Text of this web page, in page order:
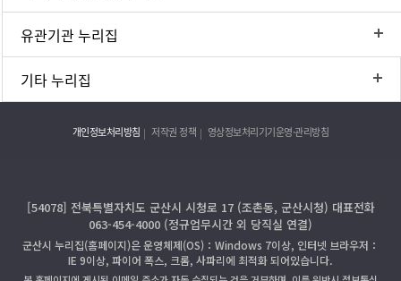
유관기관 누리집
기타 누리집
개인정보처리방침 저작권 정책 영상정보처리기기운영·관리방침
[54078] 전북특별자치도 군산시 시청로 17 (조촌동, 군산시청) 대표전화
063-454-4000 (정규업무시간 외 당직실 연결)
군산시 누리집(홈페이지)은 운영체제(OS)：Windows 7이상, 인터넷 브라우저：
IE 9이상, 파이어 폭스, 크롬, 사파리에 최적화 되어있습니다.